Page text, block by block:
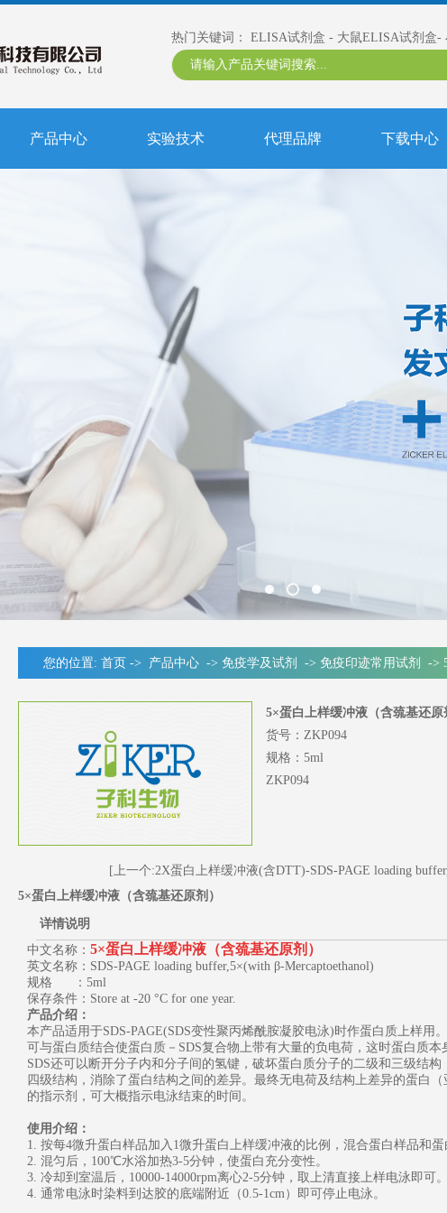
热门关键词： ELISA试剂盒 - 大鼠ELISA试剂盒-
产品中心 实验技术 代理品牌 下载中心
1 2 3
您的位置: 首页 -> 产品中心 -> 免疫学及试剂 -> 免疫印迹常用试剂 ->
5×蛋白上样缓冲液（含巯基还原
货号： ZKP094
规格： 5ml
ZKP094
[上一个:2X蛋白上样缓冲液(含DTT)-SDS-PAGE loading
5×蛋白上样缓冲液（含巯基还原剂）
详情说明
中文名称： 5×蛋白上样缓冲液（含巯基还原剂）
英文名称：SDS-PAGE loading buffer,5×(with β-Mercaptoethanol)
规格 ：5ml
保存条件：Store at -20 °C for one year.
产品介绍：
本产品适用于SDS-PAGE(SDS变性聚丙烯酰胺凝胶电泳)时作蛋白质上样用
可与蛋白质结合使蛋白质－SDS复合物上带有大量的负电荷，这时蛋白质
SDS还可以断开分子内和分子间的氢键，破坏蛋白质分子的二级和三级结
四级结构，消除了蛋白结构之间的差异。最终无电荷及结构上差异的蛋白
的指示剂，可大概指示电泳结束的时间。
使用介绍：
1. 按每4微升蛋白样品加入1微升蛋白上样缓冲液的比例，混合蛋白样品和蛋
2. 混匀后，100℃水浴加热3-5分钟，使蛋白充分变性。
3. 冷却到室温后，10000-14000rpm离心2-5分钟，取上清直接上样电泳即可。
4. 通常电泳时染料到达胶的底端附近（0.5-1cm）即可停止电泳。